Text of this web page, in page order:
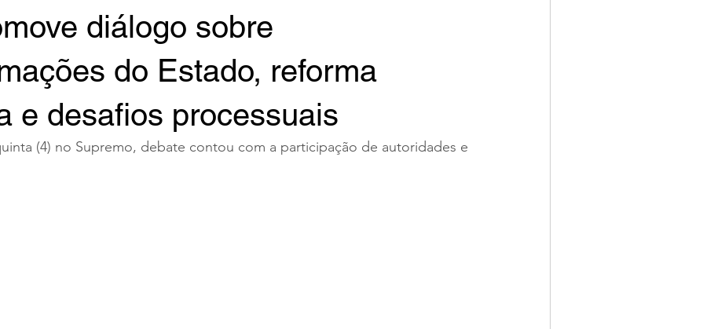
diálogo sobre
do Estado, reforma
e desafios processuais
(4) no Supremo, debate contou com a participação de autoridades e